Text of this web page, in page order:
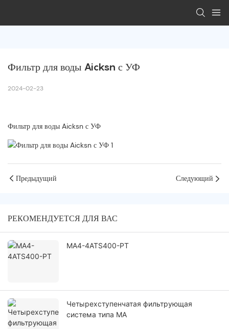
Фильтр для воды Aicksn с УФ
2024-02-23
Фильтр для воды Aicksn с УФ
Предыдущий Следующий
РЕКОМЕНДУЕТСЯ ДЛЯ ВАС
MA4-4ATS400-PT
Четырехступенчатая фильтрующая
система типа MA